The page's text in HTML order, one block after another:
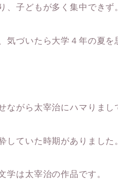
、子どもが多く集中できず
気づいたら大学４年の夏を
ながら太宰治にハマりま
していた時期がありました
学は太宰治の作品です。